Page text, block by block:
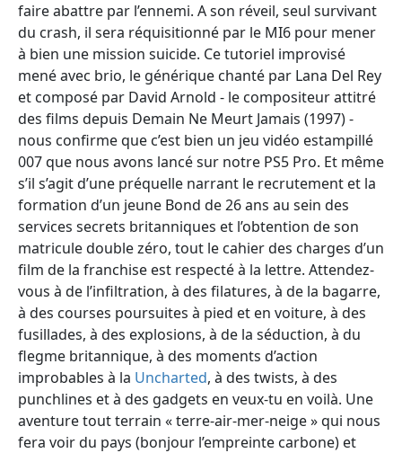
faire abattre par l’ennemi. A son réveil, seul survivant
du crash, il sera réquisitionné par le MI6 pour mener
à bien une mission suicide. Ce tutoriel improvisé
mené avec brio, le générique chanté par Lana Del Rey
et composé par David Arnold - le compositeur attitré
des films depuis Demain Ne Meurt Jamais (1997) -
nous confirme que c’est bien un jeu vidéo estampillé
007 que nous avons lancé sur notre PS5 Pro. Et même
s’il s’agit d’une préquelle narrant le recrutement et la
formation d’un jeune Bond de 26 ans au sein des
services secrets britanniques et l’obtention de son
matricule double zéro, tout le cahier des charges d’un
film de la franchise est respecté à la lettre. Attendez-
vous à de l’infiltration, à des filatures, à de la bagarre,
à des courses poursuites à pied et en voiture, à des
fusillades, à des explosions, à de la séduction, à du
flegme britannique, à des moments d’action
improbables à la Uncharted, à des twists, à des
punchlines et à des gadgets en veux-tu en voilà. Une
aventure tout terrain « terre-air-mer-neige » qui nous
fera voir du pays (bonjour l’empreinte carbone) et